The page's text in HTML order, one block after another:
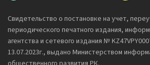
Свидетельство о постановке на учет,
периодического печатного издания,
агентства и сетевого издания №
13.07.2023г., выдано Министерством